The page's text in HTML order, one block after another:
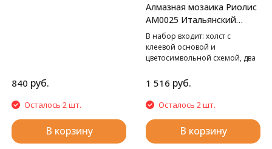
840 руб.
Осталось 2 шт.
В корзину
Алмазная мозаика Риолис
АМ0025 Итальянский
дворик, 27*38 см
В набор входит: холст с
клеевой основой и
цветосимвольной схемой, два
стилус, воск, маркированные
пакетики со стразами. Cтразы
квадратные: 20 цветов
1 516 руб.
Осталось 2 шт.
В корзину